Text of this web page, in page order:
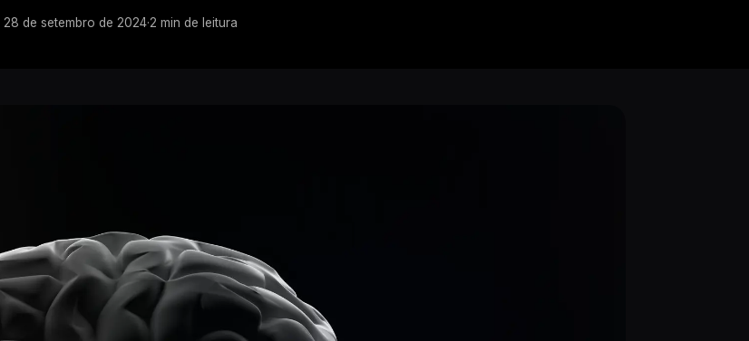
28 de setembro de 2024·2 min de leitura